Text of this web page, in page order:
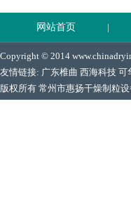
网站首页 |
Copyright © 2014
友情链接: 广东椎曲 西海科技 可
版权所有 常州市惠扬干燥制粒